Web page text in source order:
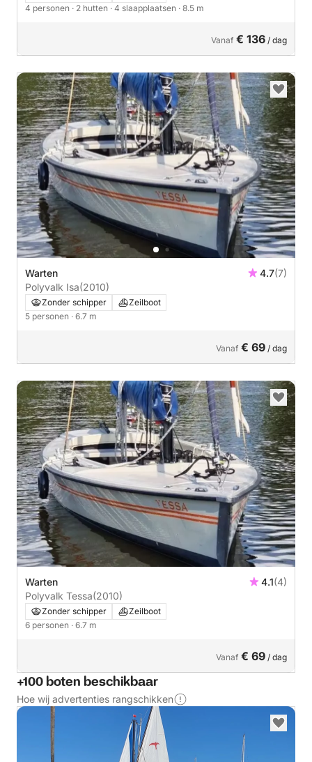
4 personen · 2 hutten · 4 slaapplaatsen · 8.5 m
Vanaf € 136 / dag
Warten 4.7(7)
Polyvalk Isa(2010)
Zonder schipper
Zeilboot
5 personen · 6.7 m
Vanaf € 69 / dag
Warten 4.1(4)
Polyvalk Tessa(2010)
Zonder schipper
Zeilboot
6 personen · 6.7 m
Vanaf € 69 / dag
+100 boten beschikbaar
Hoe wij advertenties rangschikken